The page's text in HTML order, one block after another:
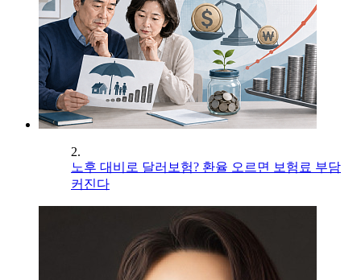
2.
노후 대비로 달러보험? 환율 오르면 보험료 부담
커진다